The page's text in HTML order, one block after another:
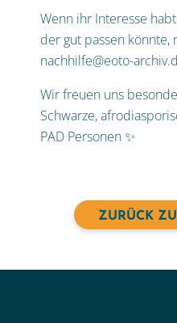
Wenn ihr Interesse
der gut passen
nachhilfe@eoto-
Wir freuen uns
Schwarze,
PAD Personen ✨
ZURÜCK